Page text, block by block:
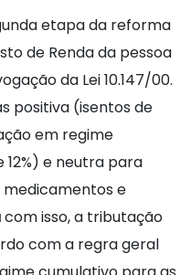
etapa da reforma
de Renda da pessoa
da Lei 10.147/00.
positiva (isentos de
em regime
e neutra para
medicamentos e
com isso, a tributação
com a regra geral